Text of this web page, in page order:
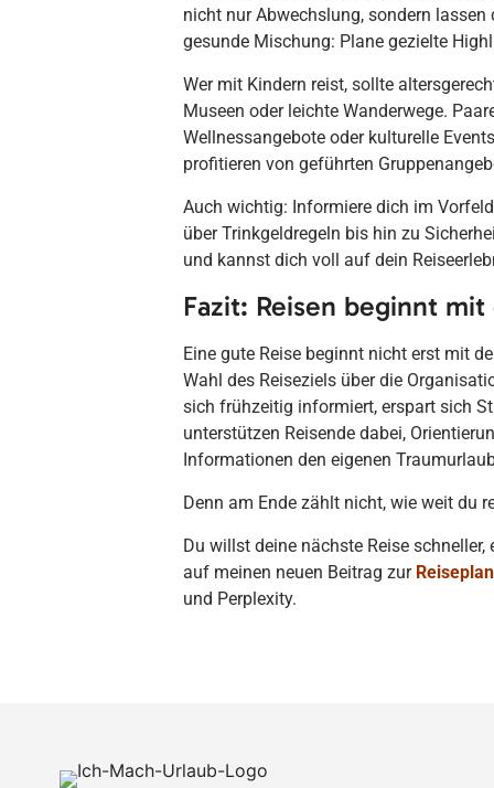
nicht nur Abwechslung, sondern
gesunde Mischung: Plane gezielte
Wer mit Kindern reist, sollte
Museen oder leichte Wanderwege.
Wellnessangebote oder kulturelle
profitieren von geführten
Auch wichtig: Informiere dich im
über Trinkgeldregeln bis hin zu
und kannst dich voll auf dein
Fazit: Reisen beginnt
Eine gute Reise beginnt nicht erst mit
Wahl des Reiseziels über die
sich frühzeitig informiert, erspart sich
unterstützen Reisende dabei,
Informationen den eigenen
Denn am Ende zählt nicht, wie weit du
Du willst deine nächste Reise
auf meinen neuen Beitrag zur
und Perplexity.